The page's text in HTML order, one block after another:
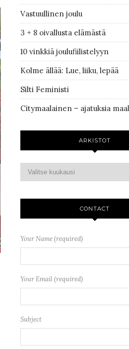
Vastuullinen joulu
3 + 8 oivallusta elämästä
10 vinkkiä joulufiilistelyyn
Kolme ällää: Lue, liiku, lepää
Silti Feministi
Citymaalainen – ajatuksia
ARKISTOT
CONTACT
Your Name (required)
Your Email (required)
Subject